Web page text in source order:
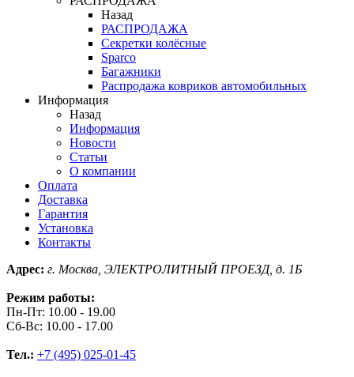
Назад
РАСПРОДАЖА
Секретки колёсные
Sparco
Багажники
Распродажа ковриков автомобильных
Информация
Назад
Информация
Новости
Статьи
О компании
Оплата
Доставка
Гарантия
Установка
Контакты
Адрес: г. Москва, ЭЛЕКТРОЛИТНЫЙ ПРОЕЗД, д. 1Б
Режим работы:
Пн-Пт: 10.00 - 19.00
Сб-Вс: 10.00 - 17.00
Тел.: +7 (495) 025-01-45